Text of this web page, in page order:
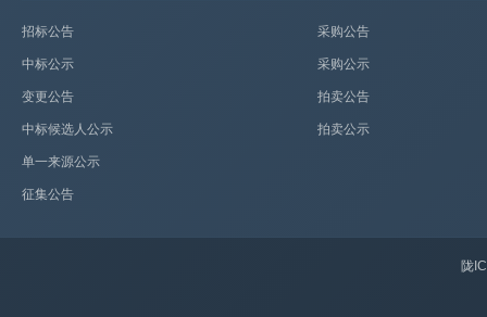
招标公告
中标公示
变更公告
中标候选人公示
单一来源公示
征集公告
采购公告
采购公示
拍卖公告
拍卖公示
陇